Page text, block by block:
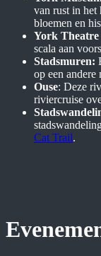
van rust in het
bloemen en
York Theatre
scala aan
Stadsmuren:
op een andere
Ouse: Deze
riviercruise
Cat Trail.